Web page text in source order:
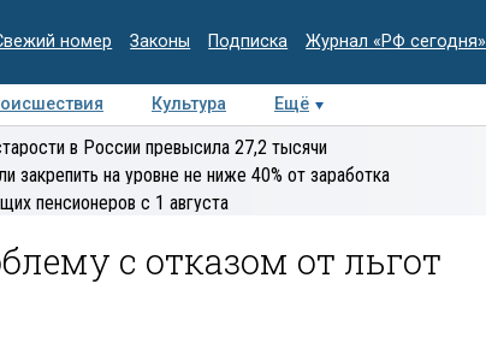
номер Законы Подписка Журнал «РФ сегодня»
Культура Ещё
Интервью Колумнисты
в России превысила 27,2 тысячи
закрепить на уровне не ниже 40% от заработка
пенсионеров с 1 августа
с отказом от льгот